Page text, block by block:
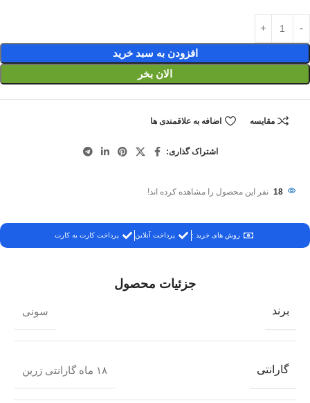
افزودن به سبد خرید
الان بخر
مقایسه اضافه به علاقمندی ها
اشتراک گذاری:
18 نفر این محصول را مشاهده کرده اند!
روش های خرید : پرداخت آنلاین پرداخت کارت به کارت
جزئیات محصول
برند سونی
گارانتی ۱۸ ماه گارانتی زرین